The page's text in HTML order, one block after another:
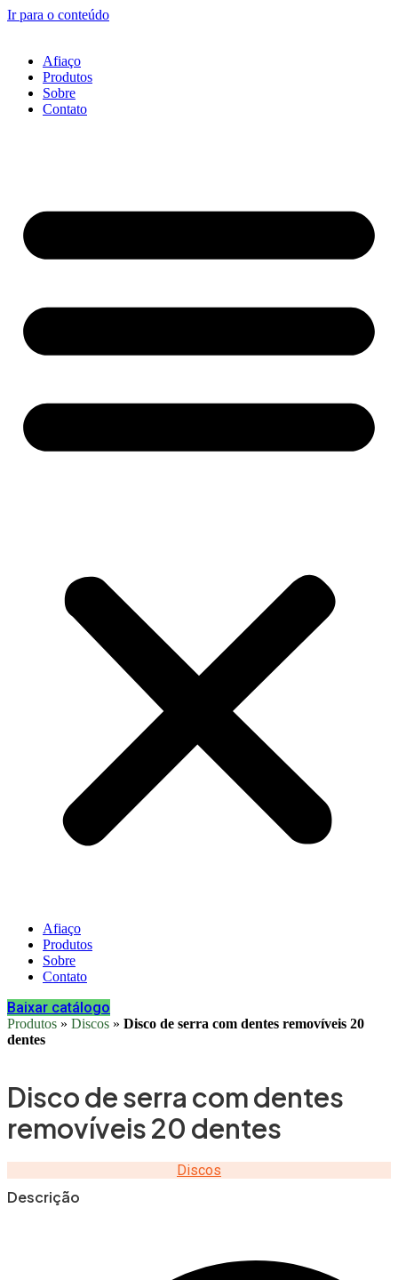
Ir para o conteúdo
Afiaço
Produtos
Sobre
Contato
Afiaço
Produtos
Sobre
Contato
Baixar catálogo
Produtos » Discos » Disco de serra com dentes removíveis 20
dentes
Disco de serra com dentes
removíveis 20 dentes
Discos
Descrição